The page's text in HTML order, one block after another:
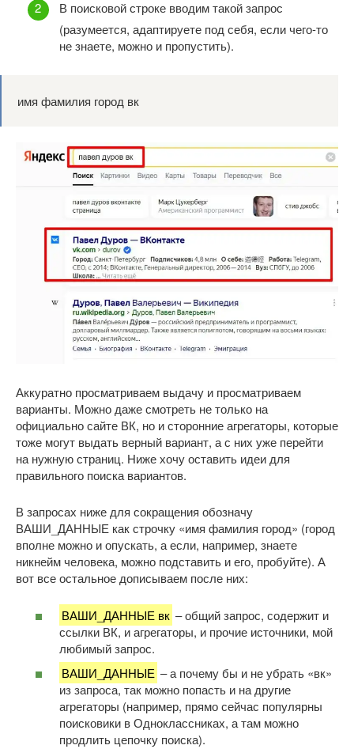
В поисковой строке вводим такой запрос
(разумеется, адаптируете под себя, если чего-то
не знаете, можно и пропустить).
имя фамилия город вк
Аккуратно просматриваем выдачу и просматриваем
варианты. Можно даже смотреть не только на
официально сайте ВК, но и сторонние агрегаторы, которые
тоже могут выдать верный вариант, а с них уже перейти
на нужную страниц. Ниже хочу оставить идеи для
правильного поиска вариантов.
В запросах ниже для сокращения обозначу
ВАШИ_ДАННЫЕ как строчку «имя фамилия город» (город
вполне можно и опускать, а если, например, знаете
никнейм человека, можно подставить и его, пробуйте). А
вот все остальное дописываем после них:
ВАШИ_ДАННЫЕ вк – общий запрос, содержит и
ссылки ВК, и агрегаторы, и прочие источники, мой
любимый запрос.
ВАШИ_ДАННЫЕ – а почему бы и не убрать «вк»
из запроса, так можно попасть и на другие
агрегаторы (например, прямо сейчас популярны
поисковики в Одноклассниках, а там можно
продлить цепочку поиска).